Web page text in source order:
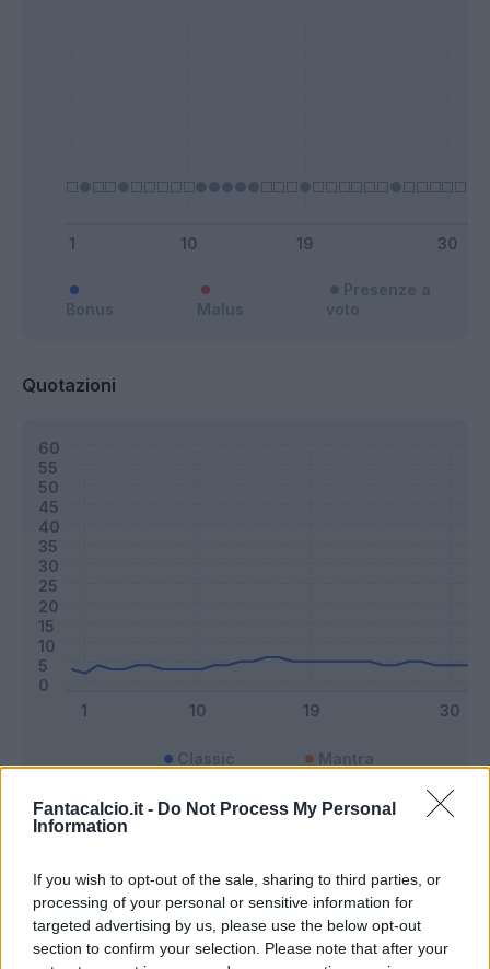
Fantacalcio.it - Do Not Process My Personal
Information
If you wish to opt-out of the sale, sharing to third parties, or
processing of your personal or sensitive information for
targeted advertising by us, please use the below opt-out
section to confirm your selection. Please note that after your
Quotazioni
Classic Mantra
Riepilogo stagione
Titolare
Entrato 7 - 18
Squalificato